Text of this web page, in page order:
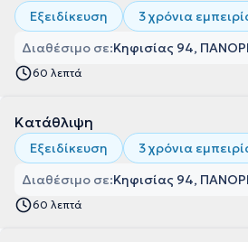
Εξειδίκευση
3 χρόνια
Διαθέσιμο σε:Κηφισίας 94,
60 λεπτά
Κατάθλιψη
Εξειδίκευση
3 χρόνια
Διαθέσιμο σε:Κηφισίας 94,
60 λεπτά